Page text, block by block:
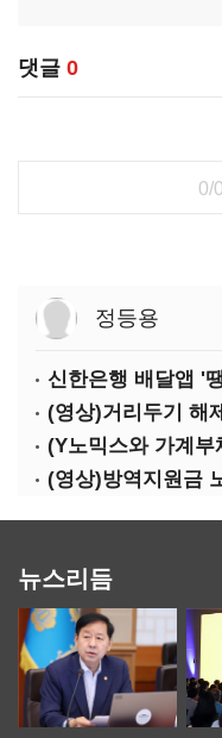
댓글 0
0/0
정등용
신한은행 배달앱 '
(영상)거리두기 해
(영상)방역지원금
뉴스리듬